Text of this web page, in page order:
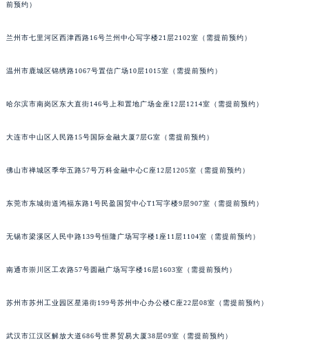
前预约）
兰州市七里河区西津西路16号兰州中心写字楼21层2102室（需提前预约）
温州市鹿城区锦绣路1067号置信广场10层1015室（需提前预约）
哈尔滨市南岗区东大直街146号上和置地广场金座12层1214室（需提前预约）
大连市中山区人民路15号国际金融大厦7层G室（需提前预约）
佛山市禅城区季华五路57号万科金融中心C座12层1205室（需提前预约）
东莞市东城街道鸿福东路1号民盈国贸中心T1写字楼9层907室（需提前预约）
无锡市梁溪区人民中路139号恒隆广场写字楼1座11层1104室（需提前预约）
南通市崇川区工农路57号圆融广场写字楼16层1603室（需提前预约）
苏州市苏州工业园区星港街199号苏州中心办公楼C座22层08室（需提前预约）
武汉市江汉区解放大道686号世界贸易大厦38层09室（需提前预约）